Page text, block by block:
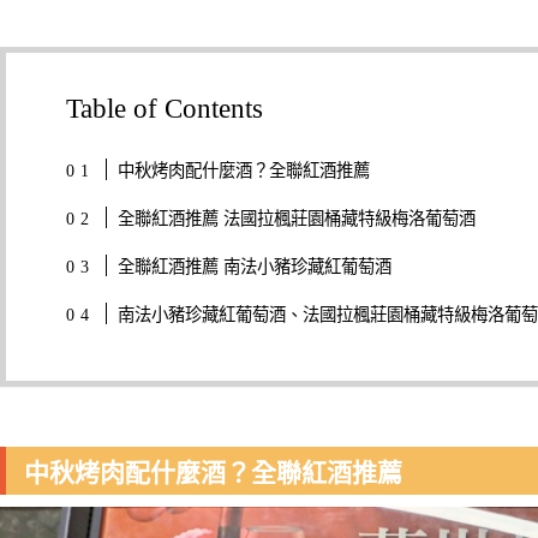
Table of Contents
中秋烤肉配什麼酒？全聯紅酒推薦
全聯紅酒推薦 法國拉楓莊園桶藏特級梅洛葡萄酒
全聯紅酒推薦 南法小豬珍藏紅葡萄酒
南法小豬珍藏紅葡萄酒、法國拉楓莊園桶藏特級梅洛葡
中秋烤肉配什麼酒？全聯紅酒推薦